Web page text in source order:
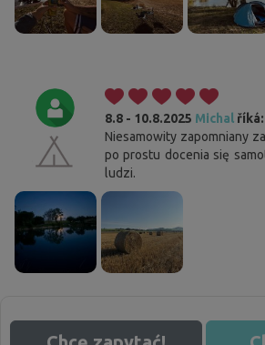
8.8 - 10.8.2025 Michal říká:
Niesamowity zapomniany
po prostu docenia się
ludzi.
Cookies. Ty wiesz, co zrobić, aby
przeszkadzał.
Ta strona korzysta z plików cookie. Potwierdź
używanie wszystkich plików cookie, klikając
zmodyfikować ustawienia, kliknij „Zapisz
na temat stosowania plików cookie znajdziesz